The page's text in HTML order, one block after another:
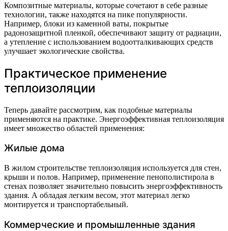
Композитные материалы, которые сочетают в себе разные
технологии, также находятся на пике популярности.
Например, блоки из каменной ваты, покрытые
радонозащитной пленкой, обеспечивают защиту от радиации,
а утепление с использованием водоотталкивающих средств
улучшает экологические свойства.
Практическое применение
теплоизоляции
Теперь давайте рассмотрим, как подобные материалы
применяются на практике. Энергоэффективная теплоизоляция
имеет множество областей применения:
Жилые дома
В жилом строительстве теплоизоляция используется для стен,
крыши и полов. Например, применение пенополистирола в
стенах позволяет значительно повысить энергоэффективность
здания. А обладая легким весом, этот материал легко
монтируется и транспортабельный.
Коммерческие и промышленные здания